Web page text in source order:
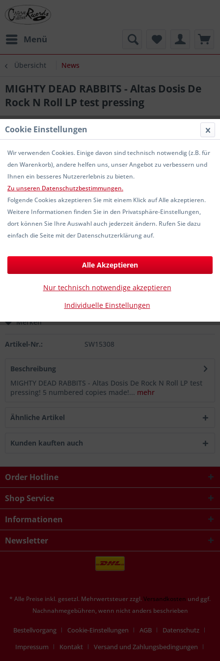
Menü
Übersicht News
MIGHTY DEAD RABBITS - Altas Dosis De
Rock N Roll LP test pressing
inkl. MwSt.zzgl. Versandkosten
Sofort versandfertig, Lieferzeit ca. 1-3 Werktage
Merken
Artikel-Nr.: SW15308
Beschreibung
MIGHTY DEAD RABBITS - Altas Dosis De Rock N Roll LP test
pressing! 5 numbered copies made!... mehr
Ähnliche Artikel
Kunden kauften auch
Order Hotline
Shop Service
Informationen
Newsletter
* Alle Preise inkl. gesetzl. Mehrwertsteuer zzgl. Versandkosten und ggf.
Nachnahmegebühren, wenn nicht anders beschrieben
Bestellvorgang Cookie-Einstellungen AGB
Datenschutz
Impressum
Kontakt
Versand und Zahlungsbedingungen
Cookie Einstellungen
Wir verwenden Cookies. Einige davon sind technisch notwendig (z.B. für
den Warenkorb), andere helfen uns, unser Angebot zu verbessern und
Ihnen ein besseres Nutzererlebnis zu bieten.
Zu unseren Datenschutzbestimmungen.
Folgende Cookies akzeptieren Sie mit einem Klick auf Alle akzeptieren.
Weitere Informationen finden Sie in den Privatsphäre-Einstellungen,
dort können Sie Ihre Auswahl auch jederzeit ändern. Rufen Sie dazu
einfach die Seite mit der Datenschutzerklärung auf.
Individuelle Einstellungen
Nur technisch notwendige akzeptieren
Alle Akzeptieren